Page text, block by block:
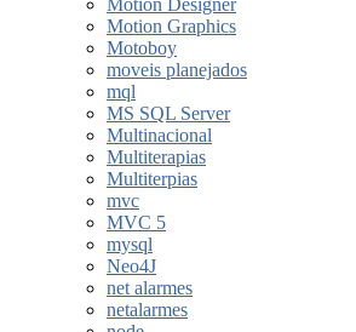
Motion Graphics
Motoboy
moveis planejados
mql
MS SQL Server
Multinacional
Multiterapias
Multiterpias
mvc
MVC 5
mysql
Neo4J
net alarmes
netalarmes